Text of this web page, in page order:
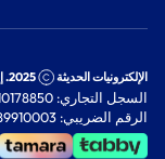
الإلكترونيات الحديثة 2025. إحدى شركات مجموعة الفيصلية
السجل التجاري: 1010178850
الرقم الضريبي: 301244989910003